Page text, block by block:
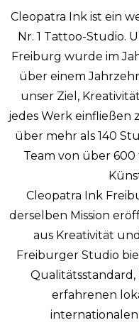
Cleopatra Ink ist ein
Nr. 1 Tattoo-Studio.
Freiburg wurde im
über einem
unser Ziel,
jedes Werk einfließen
über mehr als 140
Team von über
Cleopatra Ink
derselben Mission
aus Kreativität
Freiburger Studio
erfahrenen